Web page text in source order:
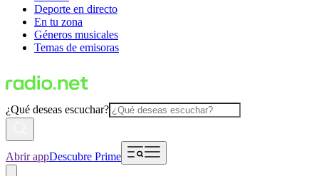
Deporte en directo
En tu zona
Géneros musicales
Temas de emisoras
¿Qué deseas escuchar?
Abrir appDescubre Prime